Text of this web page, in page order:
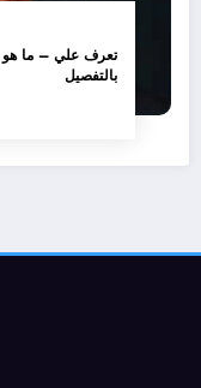
تعرف علي – ما هو
بالتفصيل